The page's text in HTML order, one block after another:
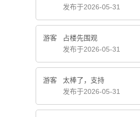
发布于2026-05-31
游客
占楼先围观
发布于2026-05-31
游客
太棒了，支持
发布于2026-05-31